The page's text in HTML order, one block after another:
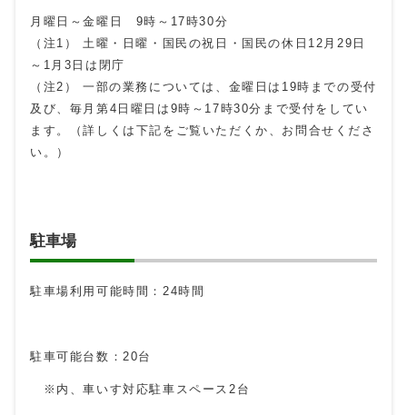
月曜日～金曜日 9時～17時30分
（注1） 土曜・日曜・国民の祝日・国民の休日12月29日
～1月3日は閉庁
（注2） 一部の業務については、金曜日は19時までの受付
及び、毎月第4日曜日は9時～17時30分まで受付をしてい
ます。（詳しくは下記をご覧いただくか、お問合せくださ
い。）
駐車場
駐車場利用可能時間：24時間
駐車可能台数：20台
※内、車いす対応駐車スペース2台